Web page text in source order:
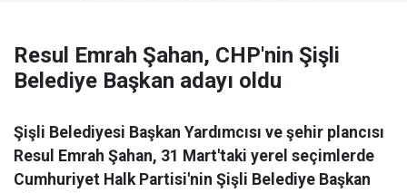
Resul Emrah Şahan, CHP'nin Şişli
Belediye Başkan adayı oldu
Şişli Belediyesi Başkan Yardımcısı ve şehir plancısı
Resul Emrah Şahan, 31 Mart'taki yerel seçimlerde
Cumhuriyet Halk Partisi'nin Şişli Belediye Başkan